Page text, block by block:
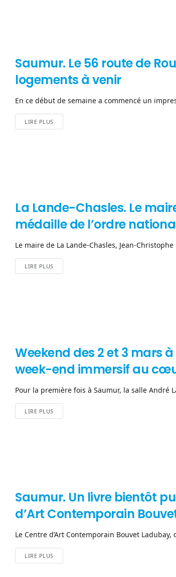
Saumur. Le 56 route de
logements à venir
En ce début de semaine a commencé un
LIRE PLUS
La Lande-Chasles. Le
médaille de l’ordre
Le maire de La Lande-Chasles, Jean-
LIRE PLUS
Weekend des 2 et 3 mars
week-end immersif au
Pour la première fois à Saumur, la salle André
LIRE PLUS
Saumur. Un livre bientôt
d’Art Contemporain
Le Centre d’Art Contemporain Bouvet
LIRE PLUS